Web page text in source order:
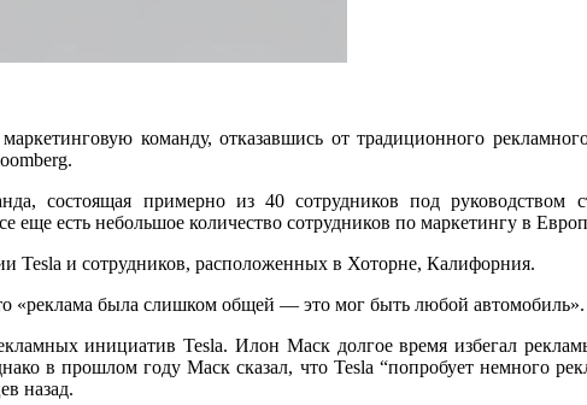
команду, отказавшись от традиционного
состоящая примерно из 40 сотрудников под
есть небольшое количество сотрудников по маркетингу в
Tesla и сотрудников, расположенных в Хоторне, Калифорния.
«реклама была слишком общей — это мог быть любой автомобиль».
инициатив Tesla. Илон Маск долгое время избегал
в прошлом году Маск сказал, что Tesla “попробует немного
назад.